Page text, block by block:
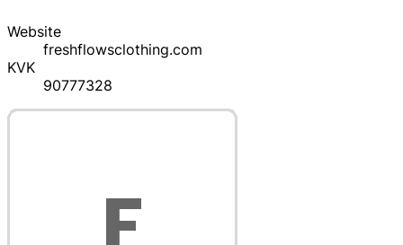
Website
freshflowsclothing.com
KVK
90777328